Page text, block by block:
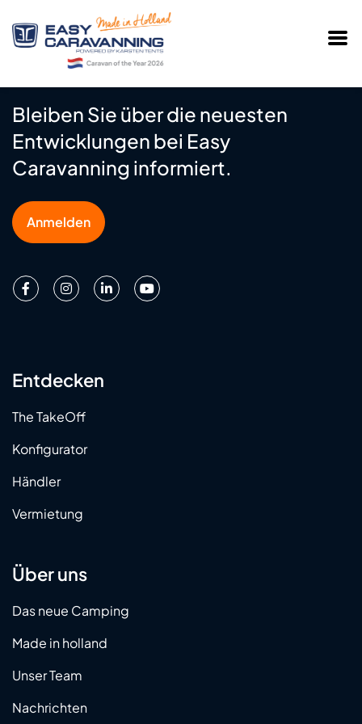
Bleiben Sie über die neuesten
Entwicklungen bei Easy
Caravanning informiert.
Anmelden
Entdecken
The TakeOff
Konfigurator
Händler
Vermietung
Über uns
Das neue Camping
Made in holland
Unser Team
Nachrichten